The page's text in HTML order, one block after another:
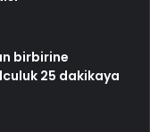
birbirine
25 dakikaya